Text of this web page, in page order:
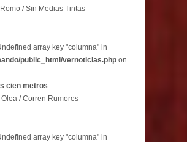
/ Sin Medias Tintas
array key "columna" in
public_html/vernoticias.php on
cien metros
/ Corren Rumores
array key "columna" in